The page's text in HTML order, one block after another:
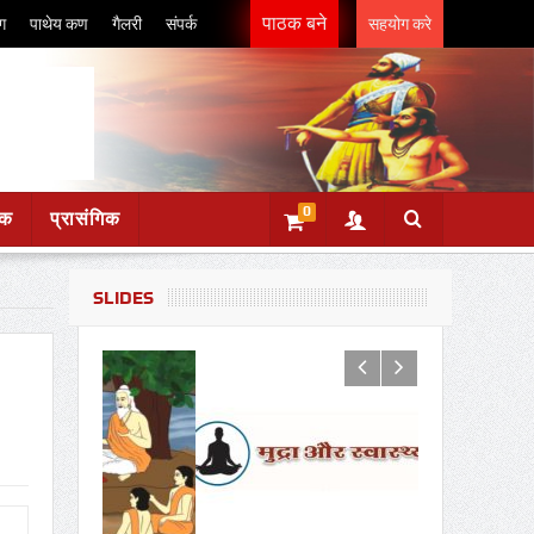
पाथेय कण गैलरी संपर्क पाठक बने सहयोग करे
प्रासंगिक 0
SLIDES